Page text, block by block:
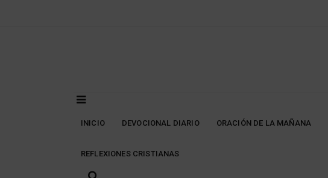
INICIO DEVOCIONAL DIARIO ORACIÓN DE LA MAÑANA
REFLEXIONES CRISTIANAS